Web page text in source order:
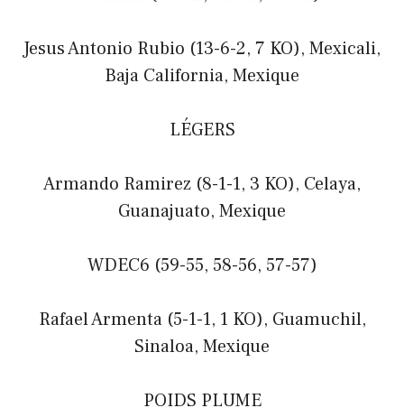
Jesus Antonio Rubio (13-6-2, 7 KO), Mexicali,
Baja California, Mexique
LÉGERS
Armando Ramirez (8-1-1, 3 KO), Celaya,
Guanajuato, Mexique
WDEC6 (59-55, 58-56, 57-57)
Rafael Armenta (5-1-1, 1 KO), Guamuchil,
Sinaloa, Mexique
POIDS PLUME